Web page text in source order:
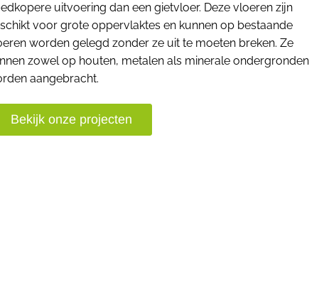
uitvoering dan een gietvloer. Deze vloeren zijn
voor grote oppervlaktes en kunnen op bestaande
worden gelegd zonder ze uit te moeten breken. Ze
zowel op houten, metalen als minerale ondergronden
aangebracht.
Bekijk onze projecten